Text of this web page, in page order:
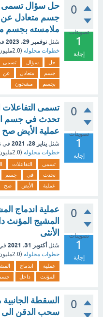
0
تصويتات
1
إجابة
حل سؤال تسمى
جسم متعادل
ملامسته بجسم
سُئل نوفمبر 29، 2023
خطوات محلوله (2.0مليون
حل سؤال تسمى
جسم
متعادل عن
بجسم
مشحون
0
تصويتات
1
إجابة
تسمى التفاعلات
تحدث في جسم
عملية الأيض
سُئل يناير 28، 2021 في
خطوات محلوله (2.0مليون
تسمى التفاعلات
تحدث
في جسم
عملية
الأيض صح
0
تصويتات
1
إجابة
عملية اندماج
المشيج
الأنثى
سُئل أكتوبر 31، 2021
خطوات محلوله (2.0مليون
عملية اندماج
المؤنث
داخل
0
السقطة
سحب الدقن